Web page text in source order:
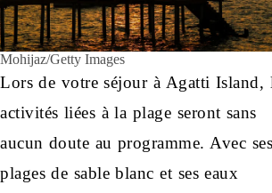
Mohijaz/Getty Images
Lors de votre séjour à Agatti Island,
activités liées à la plage seront sans
aucun doute au programme. Avec ses
plages de sable blanc et ses eaux